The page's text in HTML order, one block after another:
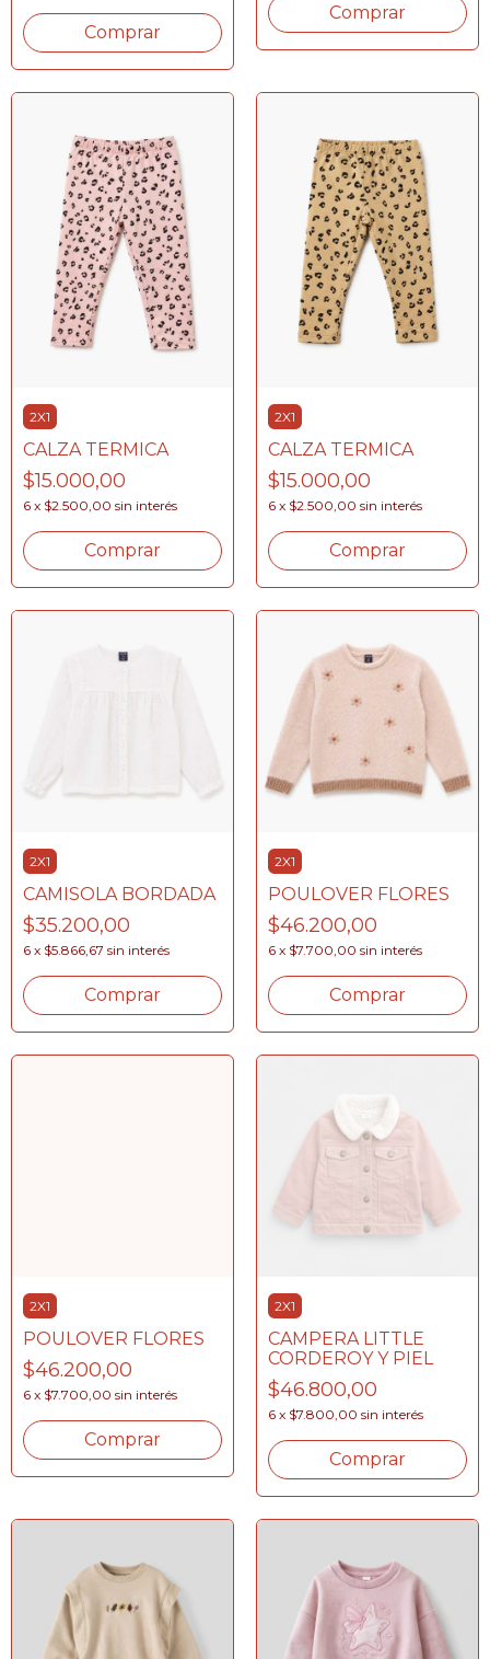
Comprar
Comprar
2X1
CALZA TERMICA
$15.000,00
6 x $2.500,00 sin interés
Comprar
2X1
CALZA TERMICA
$15.000,00
6 x $2.500,00 sin interés
Comprar
2X1
CAMISOLA BORDADA
$35.200,00
6 x $5.866,67 sin interés
Comprar
2X1
POULOVER FLORES
$46.200,00
6 x $7.700,00 sin interés
Comprar
2X1
POULOVER FLORES
$46.200,00
6 x $7.700,00 sin interés
Comprar
2X1
CAMPERA LITTLE
CORDEROY Y PIEL
$46.800,00
6 x $7.800,00 sin interés
Comprar